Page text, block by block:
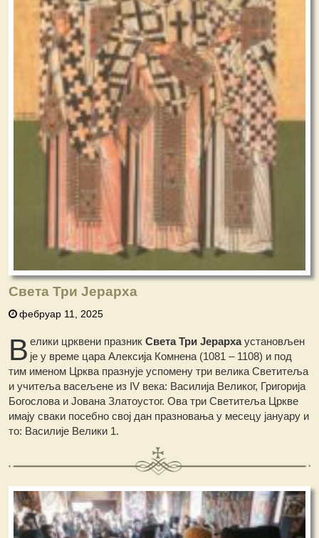
Света Три Јерарха
фебруар 11, 2025
В елики црквени празникСвета Три Јерархаустановљен
је у време цара Алексија Комнена (1081 – 1108) и под
тим именом Црква празнује успомену три велика Светитеља
и учитеља васељене из IV века: Василија Великог, Григорија
Богослова и Јована Златоустог. Ова три Светитеља Цркве
имају сваки посебно свој дан празновања у месецу јануару и
то: Василије Велики 1.